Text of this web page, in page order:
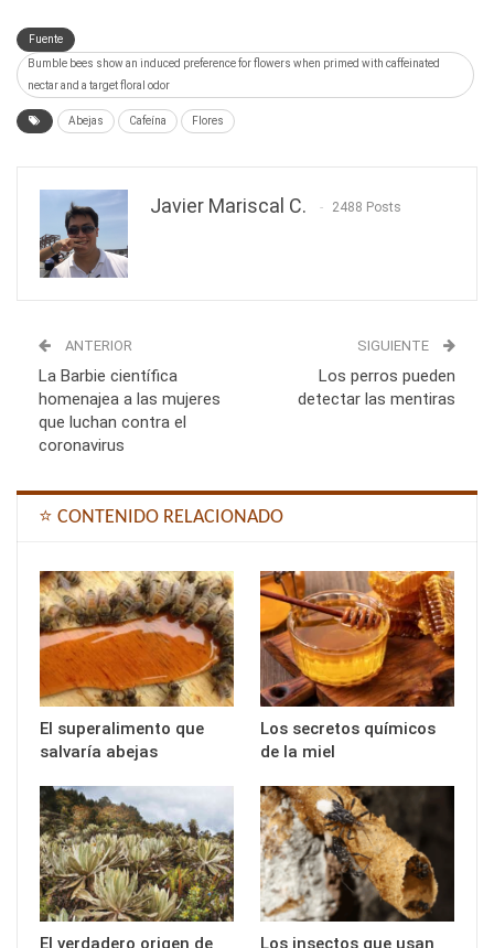
Fuente
Bumble bees show an induced preference for flowers when primed with caffeinated
nectar and a target floral odor
Abejas Cafeína Flores
Javier Mariscal C. 2488 Posts
ANTERIOR
La Barbie científica
homenajea a las mujeres
que luchan contra el
coronavirus
SIGUIENTE
Los perros pueden
detectar las mentiras
⭐ CONTENIDO RELACIONADO
El superalimento que
salvaría abejas
Los secretos químicos
de la miel
El verdadero origen de
Los insectos que usan